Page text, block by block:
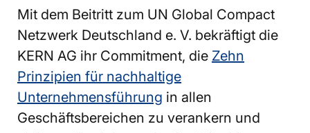
Mit dem Beitritt zum UN Global Compact
Netzwerk Deutschland e. V. bekräftigt die
KERN AG ihr Commitment, die Zehn
Prinzipien für nachhaltige
Unternehmensführung in allen
Geschäftsbereichen zu verankern und